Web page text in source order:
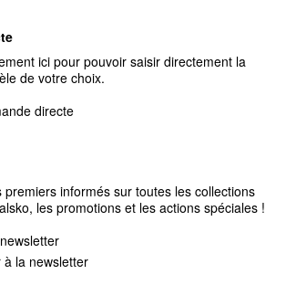
ici pour pouvoir saisir directement la
de votre choix.
directe
premiers informés sur toutes les collections
les promotions et les actions spéciales !
la newsletter